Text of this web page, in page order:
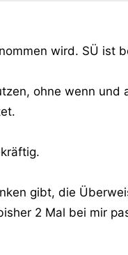
wird. SÜ ist
ohne wenn
gibt, die
2 Mal bei mir